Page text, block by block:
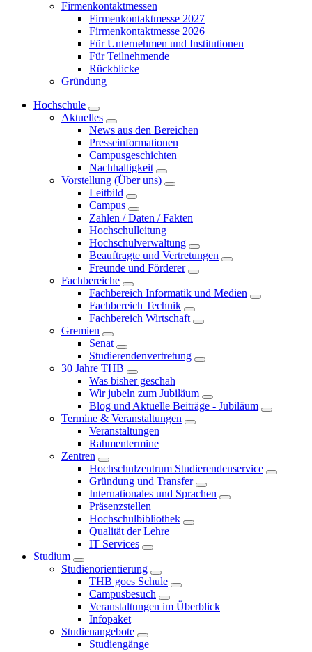
Firmenkontaktmessen
Firmenkontaktmesse 2027
Firmenkontaktmesse 2026
Für Unternehmen und Institutionen
Für Teilnehmende
Rückblicke
Gründung
Hochschule
Aktuelles
News aus den Bereichen
Presseinformationen
Campusgeschichten
Nachhaltigkeit
Vorstellung (Über uns)
Leitbild
Campus
Zahlen / Daten / Fakten
Hochschulleitung
Hochschulverwaltung
Beauftragte und Vertretungen
Freunde und Förderer
Fachbereiche
Fachbereich Informatik und Medien
Fachbereich Technik
Fachbereich Wirtschaft
Gremien
Senat
Studierendenvertretung
30 Jahre THB
Was bisher geschah
Wir jubeln zum Jubiläum
Blog und Aktuelle Beiträge - Jubiläum
Termine & Veranstaltungen
Veranstaltungen
Rahmentermine
Zentren
Hochschulzentrum Studierendenservice
Gründung und Transfer
Internationales und Sprachen
Präsenzstellen
Hochschulbibliothek
Qualität der Lehre
IT Services
Studium
Studienorientierung
THB goes Schule
Campusbesuch
Veranstaltungen im Überblick
Infopaket
Studienangebote
Studiengänge